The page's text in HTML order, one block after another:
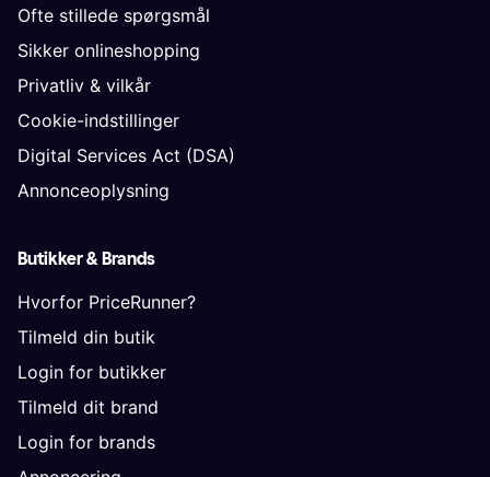
Ofte stillede spørgsmål
Sikker onlineshopping
Privatliv & vilkår
Cookie-indstillinger
Digital Services Act (DSA)
Annonceoplysning
Butikker & Brands
Hvorfor PriceRunner?
Tilmeld din butik
Login for butikker
Tilmeld dit brand
Login for brands